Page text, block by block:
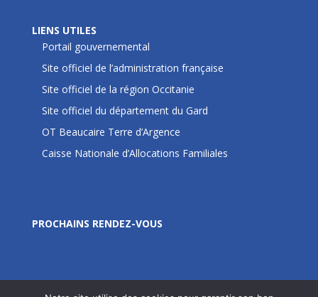
LIENS UTILES
Portail gouvernemental
Site officiel de l’administration française
Site officiel de la région Occitanie
Site officiel du département du Gard
OT Beaucaire Terre d’Argence
Caisse Nationale d’Allocations Familiales
PROCHAINS RENDEZ-VOUS